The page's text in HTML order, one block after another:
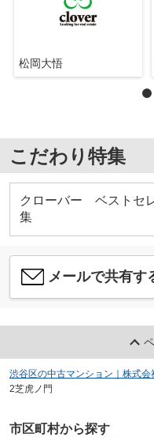
松岡大悟
こだわり特集
クローバー ベストセ
集
メールで共有す
渋谷区の中古マンション｜株式会
2芝虎ノ門
市区町村から探す